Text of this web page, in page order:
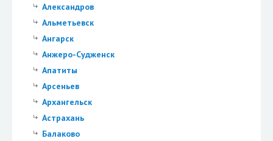
Александров
Альметьевск
Ангарск
Анжеро-Судженск
Апатиты
Арсеньев
Архангельск
Астрахань
Балаково